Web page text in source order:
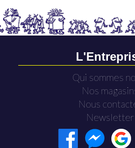
Qui sommes
Nos
Nous
Newsletter